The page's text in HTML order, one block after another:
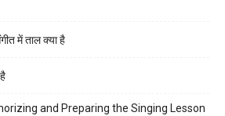
में ताल क्या है
and Preparing the Singing Lesson